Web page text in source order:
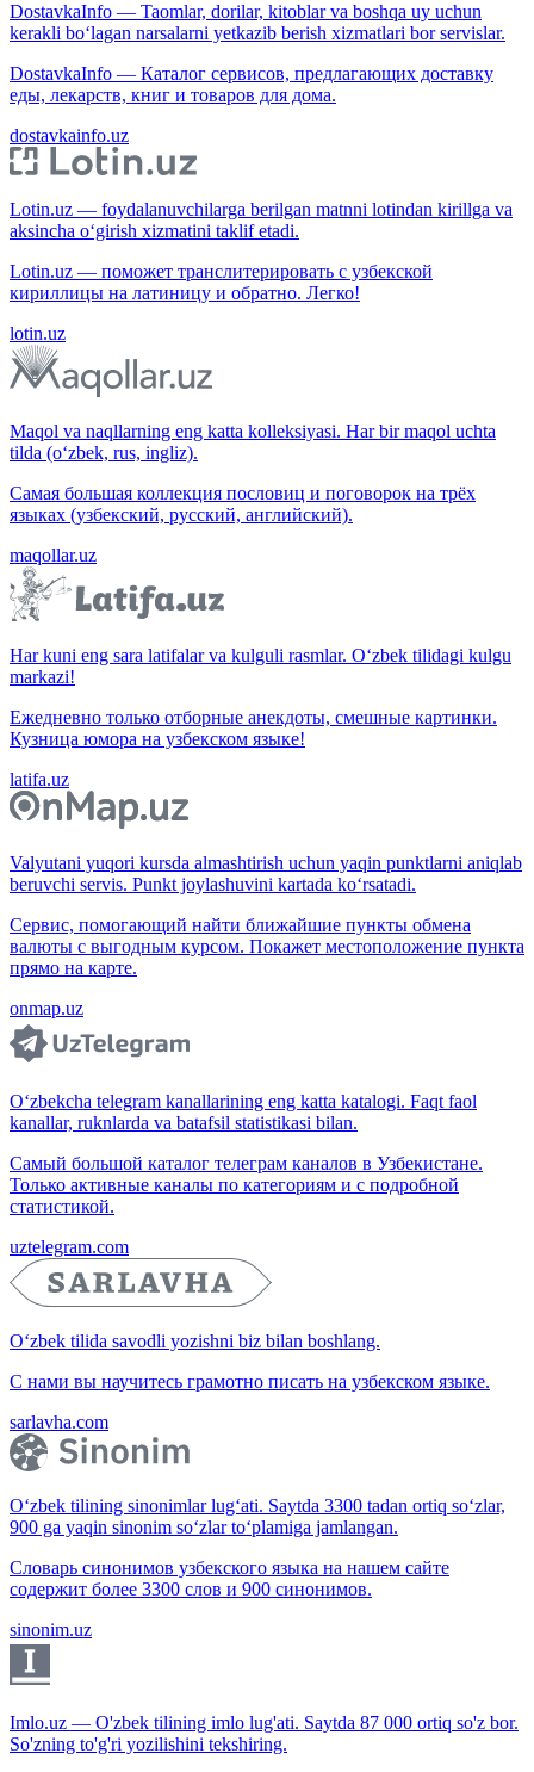
DostavkaInfo — Taomlar, dorilar, kitoblar va boshqa uy uchun
kerakli bo‘lagan narsalarni yetkazib berish xizmatlari bor servislar.
DostavkaInfo — Каталог сервисов, предлагающих доставку
еды, лекарств, книг и товаров для дома.
dostavkainfo.uz
Lotin.uz — foydalanuvchilarga berilgan matnni lotindan kirillga va
aksincha o‘girish xizmatini taklif etadi.
Lotin.uz — поможет транслитерировать с узбекской
кириллицы на латиницу и обратно. Легко!
lotin.uz
Maqol va naqllarning eng katta kolleksiyasi. Har bir maqol uchta
tilda (o‘zbek, rus, ingliz).
Самая большая коллекция пословиц и поговорок на трёх
языках (узбекский, русский, английский).
maqollar.uz
Har kuni eng sara latifalar va kulguli rasmlar. O‘zbek tilidagi kulgu
markazi!
Ежедневно только отборные анекдоты, смешные картинки.
Кузница юмора на узбекском языке!
latifa.uz
Valyutani yuqori kursda almashtirish uchun yaqin punktlarni aniqlab
beruvchi servis. Punkt joylashuvini kartada ko‘rsatadi.
Сервис, помогающий найти ближайшие пункты обмена
валюты с выгодным курсом. Покажет местоположение пункта
прямо на карте.
onmap.uz
O‘zbekcha telegram kanallarining eng katta katalogi. Faqt faol
kanallar, ruknlarda va batafsil statistikasi bilan.
Самый большой каталог телеграм каналов в Узбекистане.
Только активные каналы по категориям и с подробной
статистикой.
uztelegram.com
O‘zbek tilida savodli yozishni biz bilan boshlang.
С нами вы научитесь грамотно писать на узбекском языке.
sarlavha.com
O‘zbek tilining sinonimlar lug‘ati. Saytda 3300 tadan ortiq so‘zlar,
900 ga yaqin sinonim so‘zlar to‘plamiga jamlangan.
Словарь синонимов узбекского языка на нашем сайте
содержит более 3300 слов и 900 синонимов.
sinonim.uz
Imlo.uz — O'zbek tilining imlo lug'ati. Saytda 87 000 ortiq so'z bor.
So'zning to'g'ri yozilishini tekshiring.